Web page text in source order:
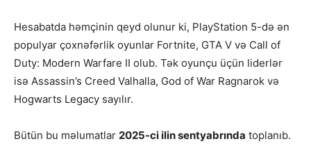
Hesabatda həmçinin qeyd olunur ki, PlayStation 5-də ən
populyar çoxnəfərlik oyunlar Fortnite, GTA V və Call of
Duty: Modern Warfare II olub. Tək oyunçu üçün liderlər
isə Assassin’s Creed Valhalla, God of War Ragnarok və
Hogwarts Legacy sayılır.
Bütün bu məlumatlar 2025-ci ilin sentyabrında toplanıb.